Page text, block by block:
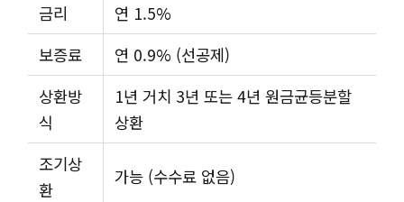
금리
연 1.5%
보증료
연 0.9% (선공제)
상환방
식
1년 거치 3년 또는 4년 원금균등분할
상환
조기상
환
가능 (수수료 없음)